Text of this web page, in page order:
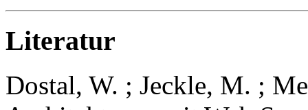
Literatur
Dostal, W. ; Jeckle, M. ;